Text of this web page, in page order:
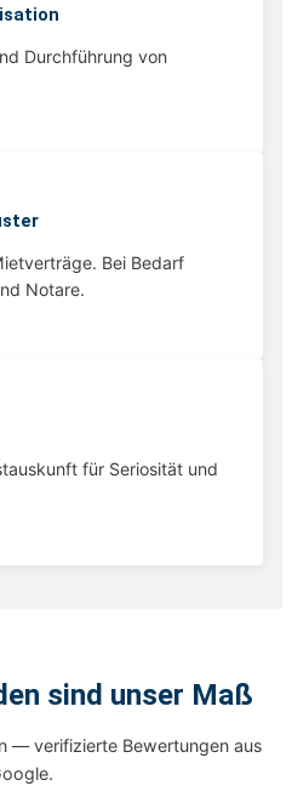
Durchführung von
Bei Bedarf
Notare.
für Seriosität und
sind unser Maß
— verifizierte Bewertungen aus